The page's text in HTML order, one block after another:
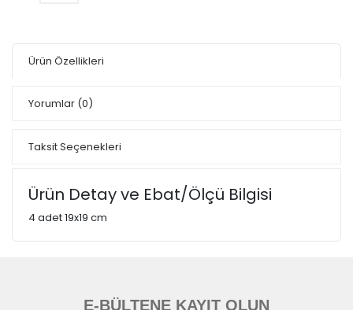
Ürün Özellikleri
Yorumlar (0)
Taksit Seçenekleri
Ürün Detay ve Ebat/Ölçü Bilgisi
4 adet 19x19 cm
E-BÜLTENE KAYIT OLUN